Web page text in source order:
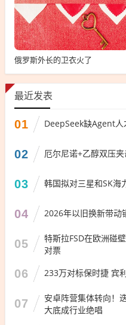
俄罗斯外长的卫衣火了
最近发表
01 DeepSeek缺Agent
02 厄尔尼诺+乙醇双压
03 韩国拟对三星和SK海
04 2026年以旧换新带动
05
特斯拉FSD在欧洲碰
对票
06 233万对标保时捷 宾
07
安卓阵营集体转向！
大底成行业绝唱